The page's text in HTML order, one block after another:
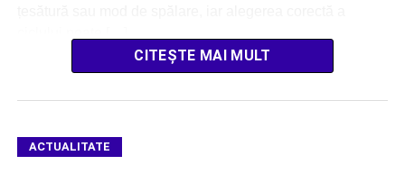
CITEȘTE MAI MULT
ACTUALITATE